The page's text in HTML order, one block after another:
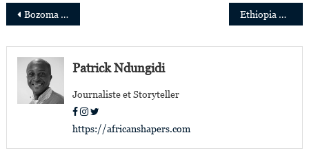
Navigation
de
l’article
Bozoma Saint-John, l’influente reine du marketing des multinationales Ethiopia Habtemariam, présidente du célèbre et mythique label de musique «Motown Records»
Patrick Ndungidi
Journaliste et Storyteller
https://africanshapers.com